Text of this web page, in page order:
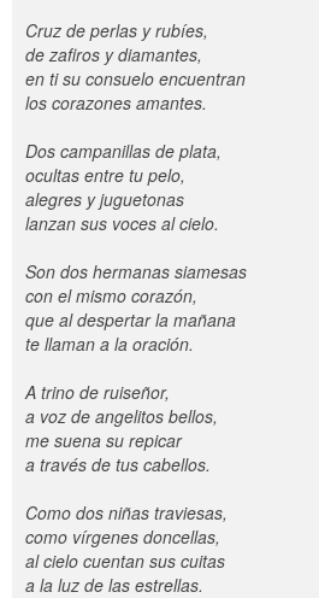
Cruz de perlas y rubíes,
de zafiros y diamantes,
en ti su consuelo encuentran
los corazones amantes.
Dos campanillas de plata,
ocultas entre tu pelo,
alegres y juguetonas
lanzan sus voces al cielo.
Son dos hermanas siamesas
con el mismo corazón,
que al despertar la mañana
te llaman a la oración.
A trino de ruiseñor,
a voz de angelitos bellos,
me suena su repicar
a través de tus cabellos.
Como dos niñas traviesas,
como vírgenes doncellas,
al cielo cuentan sus cuitas
a la luz de las estrellas.